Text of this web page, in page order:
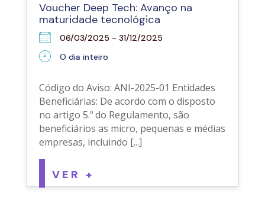
Voucher Deep Tech: Avanço na
maturidade tecnológica
06/03/2025 - 31/12/2025
O dia inteiro
Código do Aviso: ANI-2025-01 Entidades
Beneficiárias: De acordo com o disposto
no artigo 5.º do Regulamento, são
beneficiários as micro, pequenas e médias
empresas, incluindo [...]
VER +